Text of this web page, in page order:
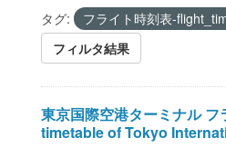
タグ:
フライト時刻表-
フィルタ結果
東京国際空港ターミナル
timetable of Tokyo